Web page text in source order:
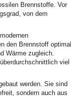
Brennstoffe. Vor
von dem
den Brennstoff optimal
Wärme zugleich.
viel
werden. Sie sind
sondern auch aus